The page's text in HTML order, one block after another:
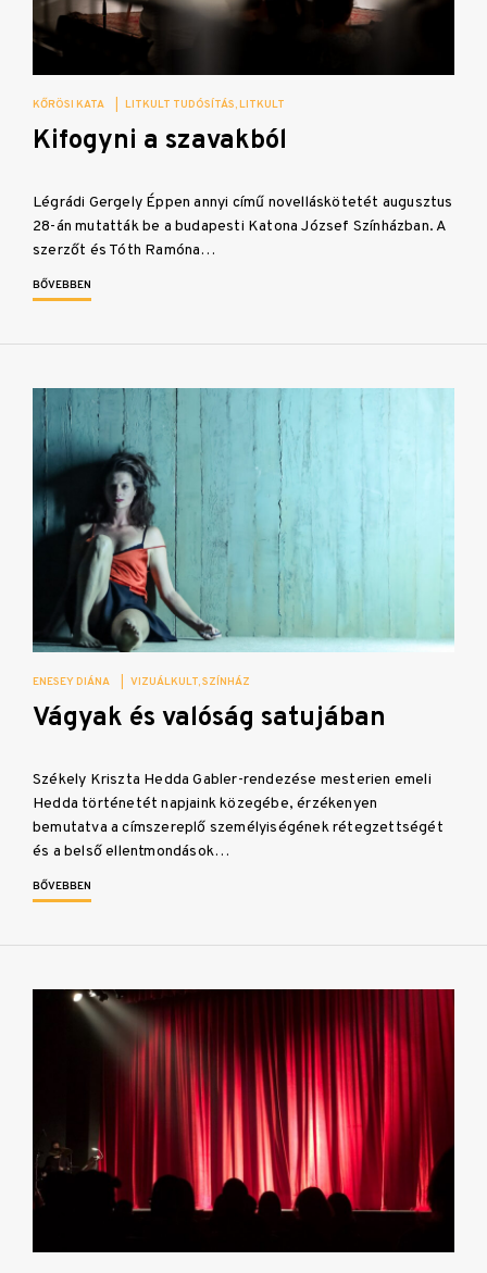
KŐRÖSI KATA LITKULT TUDÓSÍTÁS LITKULT
Kifogyni a szavakból
Légrádi Gergely Éppen annyi című novelláskötetét augusztus
28-án mutatták be a budapesti Katona József Színházban. A
szerzőt és Tóth Ramóna…
BŐVEBBEN
ENESEY DIÁNA VIZUÁLKULT SZÍNHÁZ
Vágyak és valóság satujában
Székely Kriszta Hedda Gabler-rendezése mesterien emeli
Hedda történetét napjaink közegébe, érzékenyen
bemutatva a címszereplő személyiségének rétegzettségét
és a belső ellentmondások…
BŐVEBBEN